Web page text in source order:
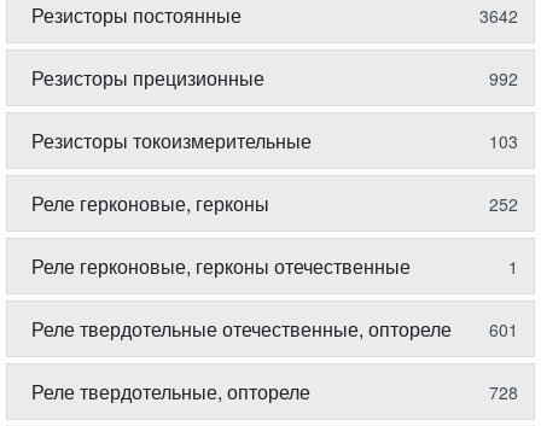
Резисторы постоянные 3642
Резисторы прецизионные 992
Резисторы токоизмерительные 103
Реле герконовые, герконы 252
Реле герконовые, герконы отечественные 1
Реле твердотельные отечественные, оптореле 601
Реле твердотельные, оптореле 728